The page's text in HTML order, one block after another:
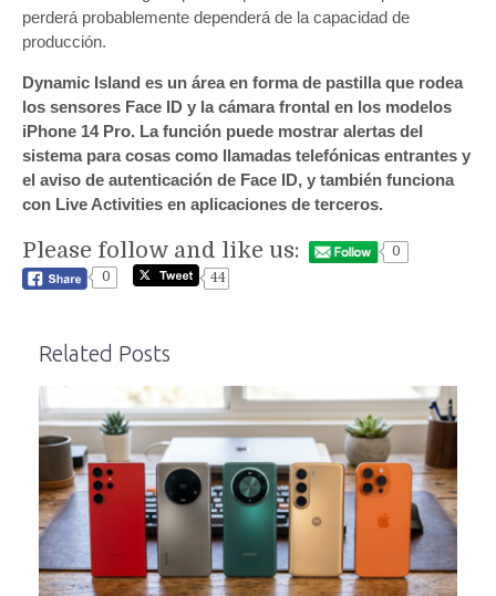
perderá probablemente dependerá de la capacidad de
producción.
Dynamic Island es un área en forma de pastilla que rodea
los sensores Face ID y la cámara frontal en los modelos
iPhone 14 Pro. La función puede mostrar alertas del
sistema para cosas como llamadas telefónicas entrantes y
el aviso de autenticación de Face ID, y también funciona
con Live Activities en aplicaciones de terceros.
Please follow and like us:
0
0
44
Related Posts